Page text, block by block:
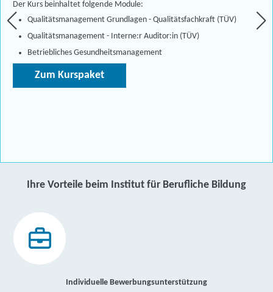
Der Kurs beinhaltet folgende Module:
Qualitätsmanagement Grundlagen - Qualitätsfachkraft (TÜV)
Qualitätsmanagement - Interne:r Auditor:in (TÜV)
Betriebliches Gesundheitsmanagement
Zum Kurspaket
Ihre Vorteile beim Institut für Berufliche Bildung
Individuelle Bewerbungsunterstützung